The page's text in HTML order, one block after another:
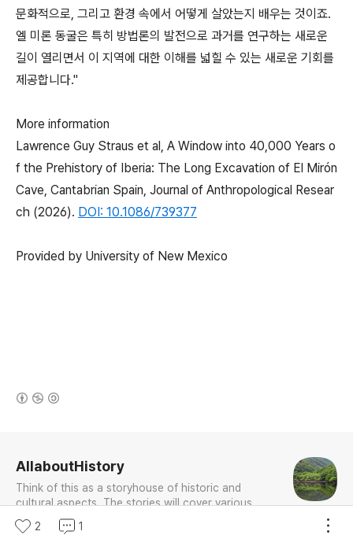
문화적으로, 그리고 환경 속에서 어떻게 살았는지 배우는 것이죠.
엘 미론 동굴은 특히 방법론의 발전으로 과거를 연구하는 새로운
길이 열리면서 이 지역에 대한 이해를 넓힐 수 있는 새로운 기회를
제공합니다."
More information
Lawrence Guy Straus et al, A Window into 40,000 Years o
f the Prehistory of Iberia: The Long Excavation of El Mirón
Cave, Cantabrian Spain, Journal of Anthropological Resear
ch (2026). DOI: 10.1086/739377
Provided by University of New Mexico
AllaboutHistory
Think of this as a storyhouse of historic and
cultural aspects. The stories will cover various
topics, especially history, sometimes in-depth,
sometimes with a light touch. One constant
2 1